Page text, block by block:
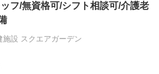
フ/無資格可/シフト相談可/介護老
施設 スクエアガーデン